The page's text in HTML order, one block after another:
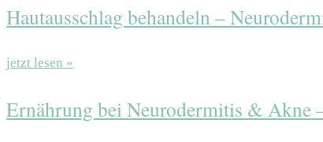
Hautausschlag behandeln –
jetzt lesen »
Ernährung bei Neurodermitis & Akne